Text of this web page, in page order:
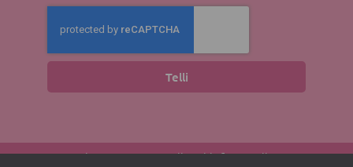
Telli
2016 - 2026 Fitnsweet.eu. Kopijuoti informaciją